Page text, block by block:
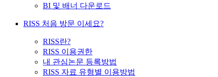
BI 및 배너 다운로드
RISS 처음 방문 이세요?
RISS란?
RISS 이용권한
내 관심논문 등록방법
RISS 자료 유형별 이용방법